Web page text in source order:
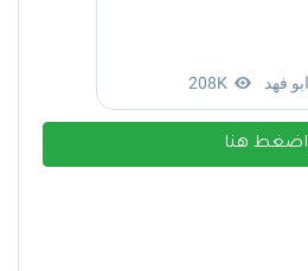
اضغط هنا